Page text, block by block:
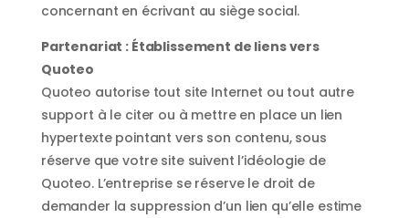
concernant en écrivant au siège social.
Partenariat : Établissement de liens vers
Quoteo
Quoteo autorise tout site Internet ou tout autre
support à le citer ou à mettre en place un lien
hypertexte pointant vers son contenu, sous
réserve que votre site suivent l’idéologie de
Quoteo. L’entreprise se réserve le droit de
demander la suppression d’un lien qu’elle estime